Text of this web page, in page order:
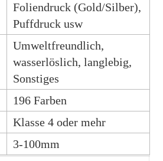
Foliendruck (Gold/Silber),
Puffdruck usw
Umweltfreundlich,
wasserlöslich, langlebig,
Sonstiges
196 Farben
Klasse 4 oder mehr
3-100mm